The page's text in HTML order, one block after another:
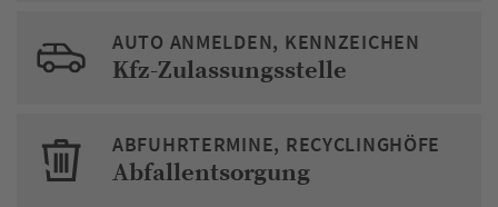
AUTO ANMELDEN, KENNZEICHEN
Kfz-Zulassungsstelle
ABFUHRTERMINE, RECYCLINGHÖFE
Abfallentsorgung